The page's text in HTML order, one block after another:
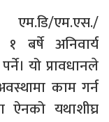
एम.डि/एम.एस./
बर्षे अनिवार्य
यो प्रावधानले
काम गर्न
ऐनको यथाशीघ्र